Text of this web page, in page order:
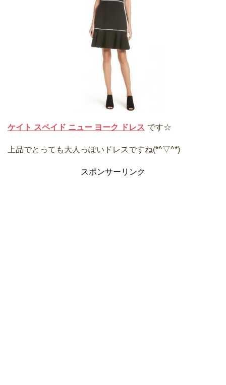
ケイト スペイド ニュー ヨーク ドレス です☆
上品でとっても大人っぽいドレスですね(*^▽^*)
スポンサーリンク